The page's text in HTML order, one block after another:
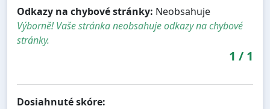
Odkazy na chybové stránky: Neobsahuje
Výborně! Vaše stránka neobsahuje odkazy na chybové
stránky.
1 / 1
Dosiahnuté skóre: